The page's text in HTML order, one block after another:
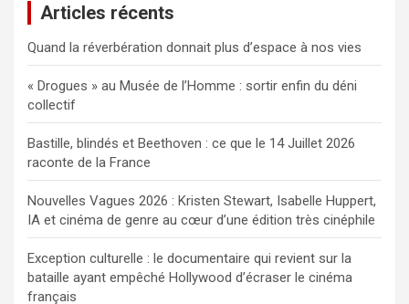
Articles récents
Quand la réverbération donnait plus d’espace à nos vies
« Drogues » au Musée de l’Homme : sortir enfin du déni
collectif
Bastille, blindés et Beethoven : ce que le 14 Juillet 2026
raconte de la France
Nouvelles Vagues 2026 : Kristen Stewart, Isabelle Huppert,
IA et cinéma de genre au cœur d’une édition très cinéphile
Exception culturelle : le documentaire qui revient sur la
bataille ayant empêché Hollywood d’écraser le cinéma
français